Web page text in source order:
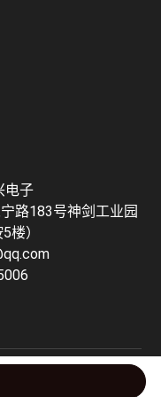
电子
路183号神剑工业园
楼）
16127298号-1 技术支持：